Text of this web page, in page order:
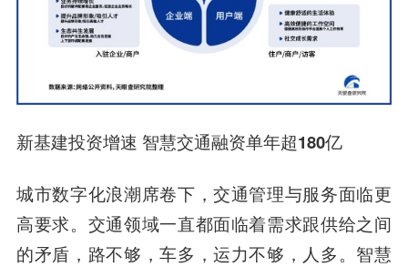
新基建投资增速 智慧交通融资单年超180亿
城市数字化浪潮席卷下，交通管理与服务面临更
高要求。交通领域一直都面临着需求跟供给之间
的矛盾，路不够，车多，运力不够，人多。智慧